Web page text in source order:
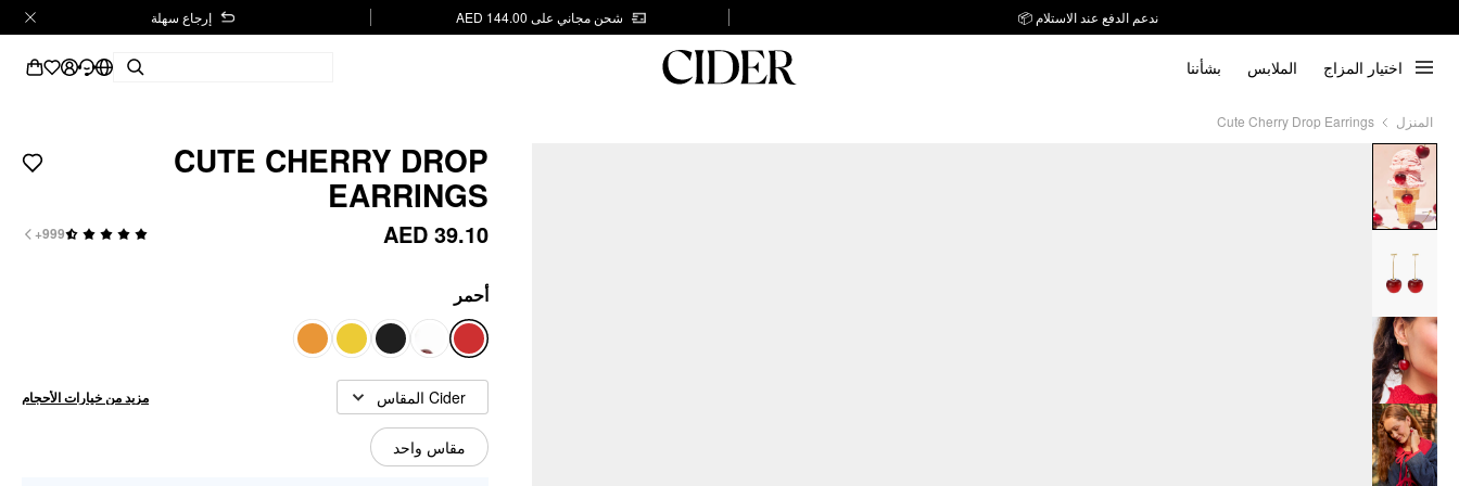
ندعم الدفع عند الاستلام 📦 شحن مجاني على AED 144.00 إرجاع سهلة
اختيار المزاج الملابس بشأننا
المنزل Cute Cherry Drop Earrings
CUTE CHERRY DROP
EARRINGS
AED 39.10
999+
أحمر
Cider المقاس مزيد من خيارات الأحجام
مقاس واحد